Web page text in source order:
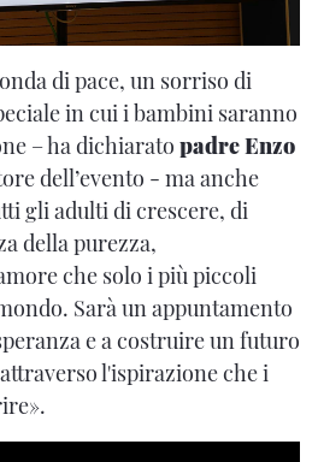
di pace, un sorriso di
in cui i bambini saranno
– ha dichiarato padre Enzo
dell’evento - ma anche
gli adulti di crescere, di
della purezza,
che solo i più piccoli
Sarà un appuntamento
e a costruire un futuro
l'ispirazione che i